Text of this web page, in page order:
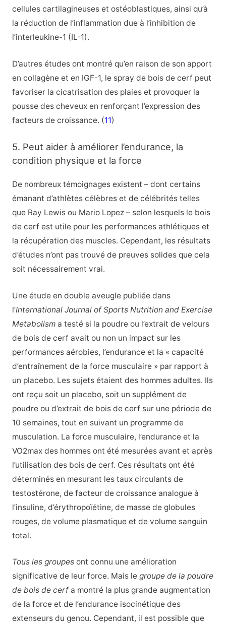
cellules cartilagineuses et ostéoblastiques, ainsi qu’à
la réduction de l’inflammation due à l’inhibition de
l’interleukine-1 (IL-1).
D’autres études ont montré qu’en raison de son apport
en collagène et en IGF-1, le spray de bois de cerf peut
favoriser la cicatrisation des plaies et provoquer la
pousse des cheveux en renforçant l’expression des
facteurs de croissance. (11)
5. Peut aider à améliorer l’endurance, la
condition physique et la force
De nombreux témoignages existent – dont certains
émanant d’athlètes célèbres et de célébrités telles
que Ray Lewis ou Mario Lopez – selon lesquels le bois
de cerf est utile pour les performances athlétiques et
la récupération des muscles. Cependant, les résultats
d’études n’ont pas trouvé de preuves solides que cela
soit nécessairement vrai.
Une étude en double aveugle publiée dans
l’International Journal of Sports Nutrition and Exercise
Metabolisma testé si la poudre ou l’extrait de velours
de bois de cerf avait ou non un impact sur les
performances aérobies, l’endurance et la « capacité
d’entraînement de la force musculaire » par rapport à
un placebo. Les sujets étaient des hommes adultes. Ils
ont reçu soit un placebo, soit un supplément de
poudre ou d’extrait de bois de cerf sur une période de
10 semaines, tout en suivant un programme de
musculation. La force musculaire, l’endurance et la
VO2max des hommes ont été mesurées avant et après
l’utilisation des bois de cerf. Ces résultats ont été
déterminés en mesurant les taux circulants de
testostérone, de facteur de croissance analogue à
l’insuline, d’érythropoïétine, de masse de globules
rouges, de volume plasmatique et de volume sanguin
total.
Tous les groupesont connu une amélioration
significative de leur force. Mais le groupe de la poudre
de bois de cerfa montré la plus grande augmentation
de la force et de l’endurance isocinétique des
extenseurs du genou. Cependant, il est possible que